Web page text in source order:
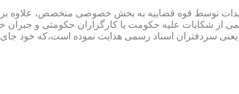
توسط قوه قضاییه به بخش خصوصی متخصص، علاوه بر
از شکایات علیه حکومت یا کارگزاران حکومتی و جبران
سردفتران اسناد رسمی هدایت نموده است،که خود